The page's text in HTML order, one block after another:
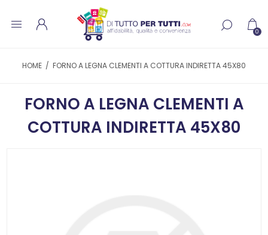
0
HOME / FORNO A LEGNA CLEMENTI A COTTURA INDIRETTA 45X80
FORNO A LEGNA CLEMENTI A
COTTURA INDIRETTA 45X80